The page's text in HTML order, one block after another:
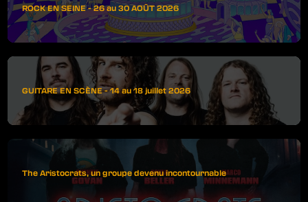
ROCK EN SEINE - 26 au 30 AOÛT 2026
GUITARE EN SCÈNE - 14 au 18 juillet 2026
The Aristocrats, un groupe devenu incontournable